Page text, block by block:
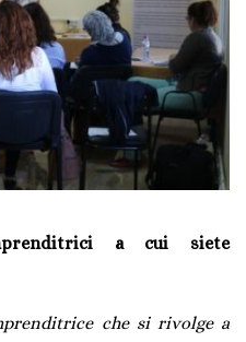
a cui siete
che si rivolge a